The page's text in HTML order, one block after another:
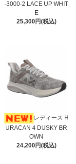
-3000-2 LACE UP WHIT
E
25,300円(税込)
レディース H
URACAN 4 DUSKY BR
OWN
24,200円(税込)